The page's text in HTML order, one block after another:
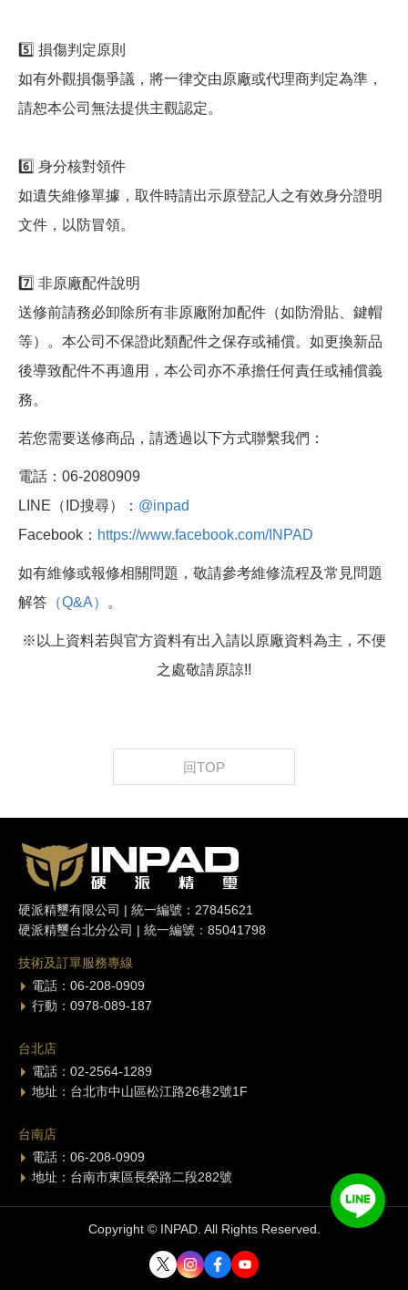
5️⃣ 損傷判定原則
如有外觀損傷爭議，將一律交由原廠或代理商判定為準，
請恕本公司無法提供主觀認定。
6️⃣ 身分核對領件
如遺失維修單據，取件時請出示原登記人之有效身分證明
文件，以防冒領。
7️⃣ 非原廠配件說明
送修前請務必卸除所有非原廠附加配件（如防滑貼、鍵帽
等）。本公司不保證此類配件之保存或補償。如更換新品
後導致配件不再適用，本公司亦不承擔任何責任或補償義
務。
若您需要送修商品，請透過以下方式聯繫我們：
電話：06-2080909
LINE（ID搜尋）： @inpad
Facebook： https://www.facebook.com/INPAD
如有維修或報修相關問題，敬請參考維修流程及常見問題
解答 （Q&A） 。
※以上資料若與官方資料有出入請以原廠資料為主，不便
之處敬請原諒!!
回TOP
硬派精璽有限公司 | 統一編號：27845621
硬派精璽台北分公司 | 統一編號：85041798
技術及訂單服務專線
電話：06-208-0909
行動：0978-089-187
台北店
電話：02-2564-1289
地址：台北市中山區松江路26巷2號1F
台南店
電話：06-208-0909
地址：台南市東區長榮路二段282號
Copyright © INPAD. All Rights Reserved.